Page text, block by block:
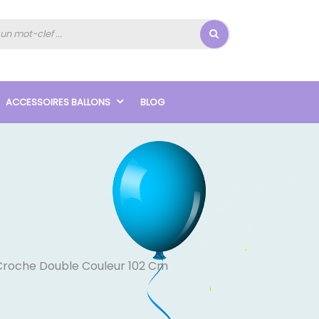
ACCESSOIRES BALLONS BLOG
Double Couleur 102 Cm